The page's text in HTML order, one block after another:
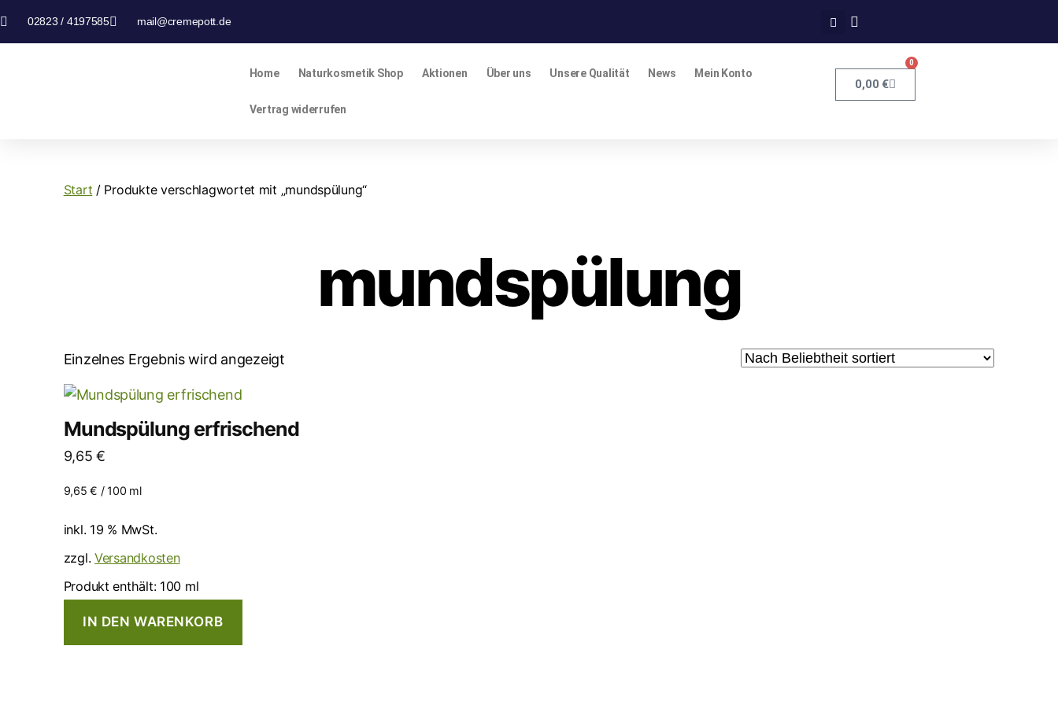
02823 / 4197585 mail@cremepott.de
Home Naturkosmetik Shop Aktionen Über uns Unsere Qualität News Mein Konto
Vertrag widerrufen
0,00 €
0
Start / Produkte verschlagwortet mit „mundspülung“
mundspülung
Einzelnes Ergebnis wird angezeigt
Mundspülung erfrischend
9,65€
9,65€ / 100 ml
inkl. 19 % MwSt.
zzgl.Versandkosten
Produkt enthält: 100 ml
IN DEN WARENKORB